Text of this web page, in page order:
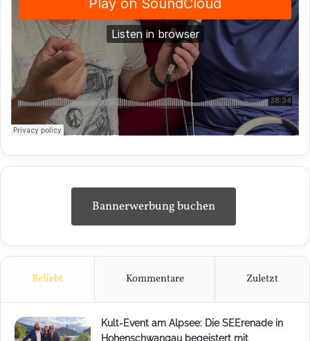
Bannerwerbung buchen
Beliebt Kommentare Zuletzt
Kult-Event am Alpsee: Die SEErenade in
Hohenschwangau begeistert mit